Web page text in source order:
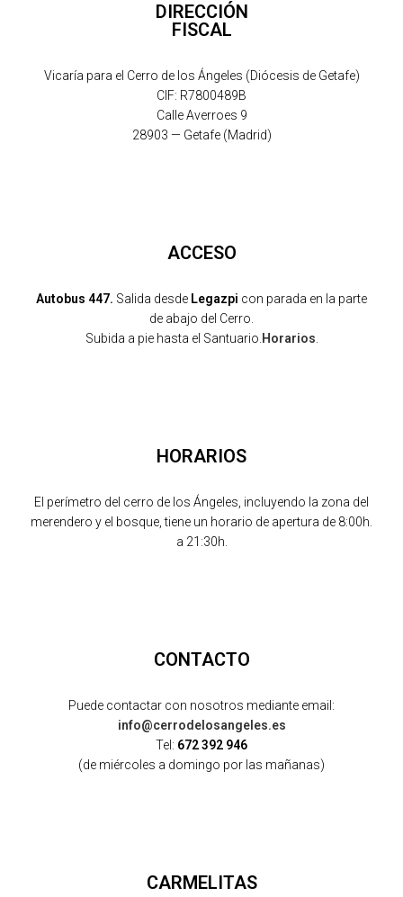
DIRECCIÓN
FISCAL
Vicaría para el Cerro de los Ángeles (Diócesis de Getafe)
CIF: R7800489B
Calle Averroes 9
28903 — Getafe (Madrid)
ACCESO
Autobus 447. Salida desde Legazpi con parada en la parte
de abajo del Cerro.
Subida a pie hasta el Santuario. Horarios
HORARIOS
El perímetro del cerro de los Ángeles, incluyendo la zona del
merendero y el bosque, tiene un horario de apertura de 8:00h.
a 21:30h.
CONTACTO
Puede contactar con nosotros mediante email:
info@cerrodelosangeles.es
Tel: 672 392 946
(de miércoles a domingo por las mañanas)
CARMELITAS